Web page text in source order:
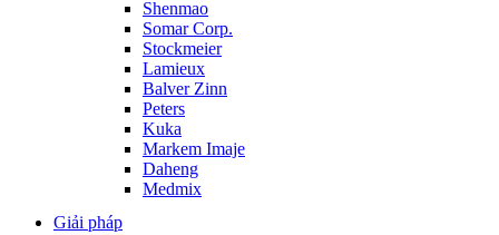
Shenmao
Somar Corp.
Stockmeier
Lamieux
Balver Zinn
Peters
Kuka
Markem Imaje
Daheng
Medmix
Giải pháp